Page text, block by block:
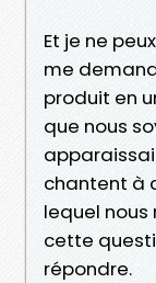
Et je ne
me
produit en
que nous
chantent à
lequel
cette
répondre.